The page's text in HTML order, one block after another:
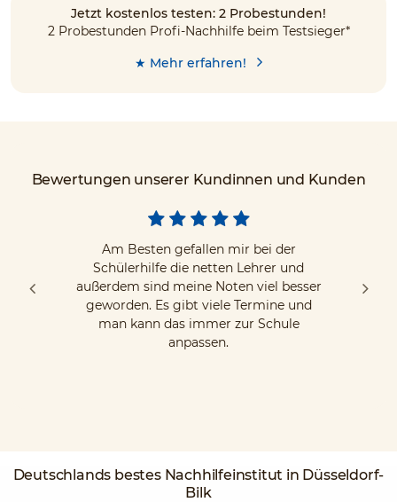
Jetzt kostenlos testen: 2 Probestunden!
2 Probestunden Profi-Nachhilfe beim Testsieger*
★ Mehr erfahren!
Bewertungen unserer Kundinnen und Kunden
Am Besten gefallen mir bei der
Schülerhilfe die netten Lehrer und
außerdem sind meine Noten viel besser
geworden. Es gibt viele Termine und
man kann das immer zur Schule
anpassen.
Deutschlands bestes Nachhilfeinstitut in Düsseldorf-
Bilk